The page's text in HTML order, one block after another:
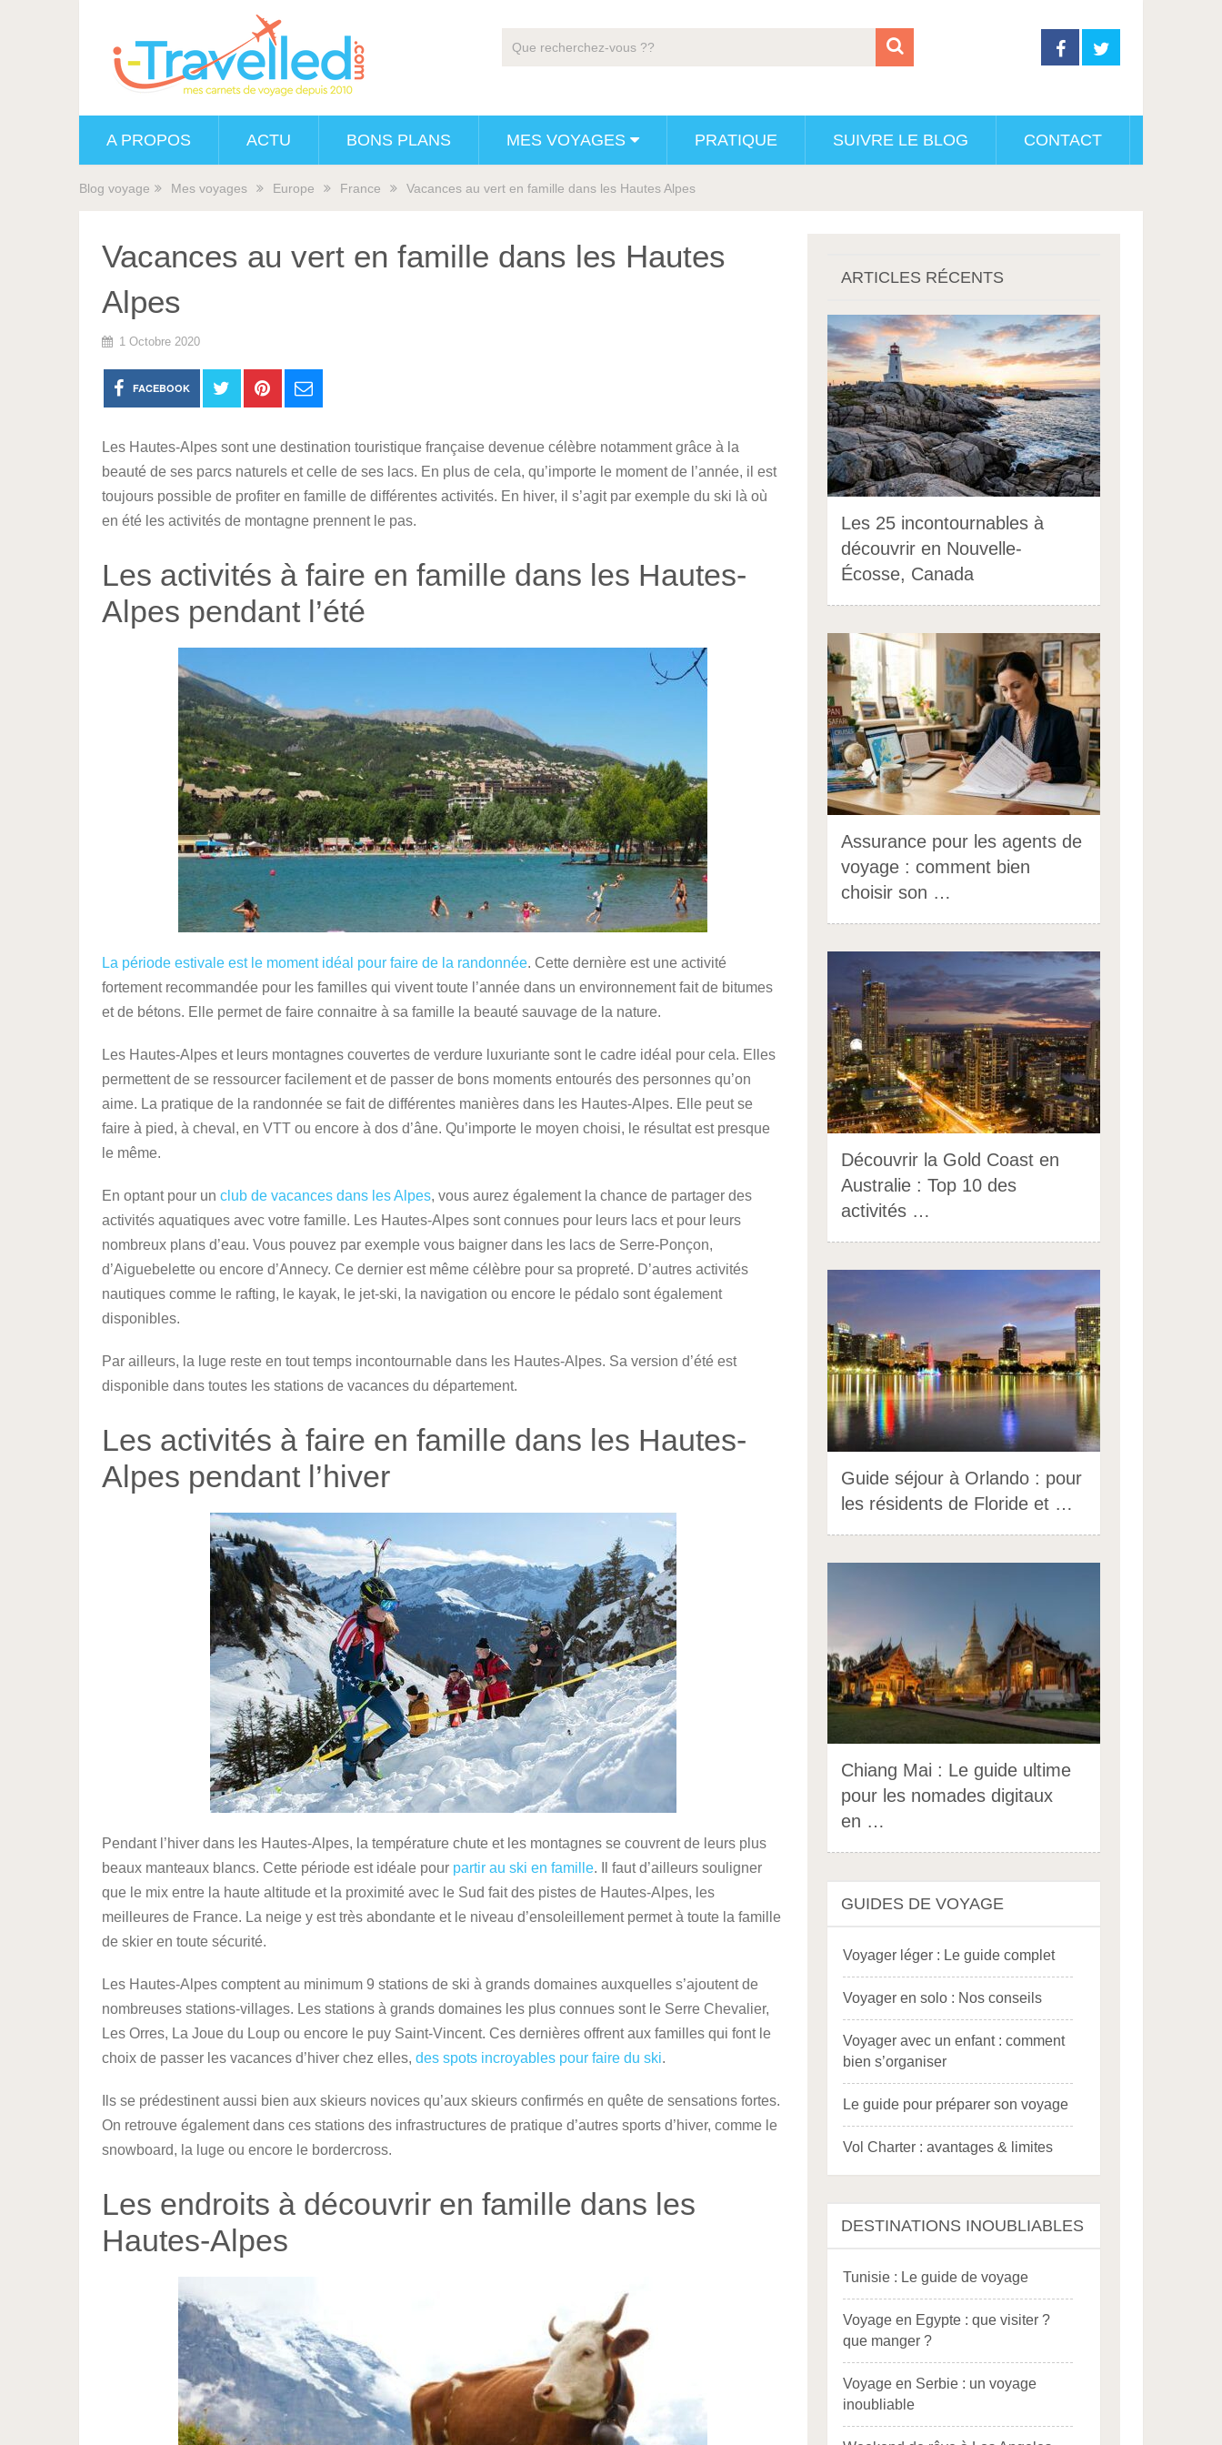
A PROPOS ACTU BONS PLANS MES VOYAGES PRATIQUE SUIVRE LE BLOG CONTACT
Blog voyage Mes voyages Europe France Vacances au vert en famille dans les Hautes Alpes
Vacances au vert en famille dans les Hautes
Alpes
1 Octobre 2020
FACEBOOK
Les Hautes-Alpes sont une destination touristique française devenue célèbre notamment grâce à la
beauté de ses parcs naturels et celle de ses lacs. En plus de cela, qu’importe le moment de l’année, il est
toujours possible de profiter en famille de différentes activités. En hiver, il s’agit par exemple du ski là où
en été les activités de montagne prennent le pas.
Les activités à faire en famille dans les Hautes-
Alpes pendant l’été
La période estivale est le moment idéal pour faire de la randonnée. Cette dernière est une activité
fortement recommandée pour les familles qui vivent toute l’année dans un environnement fait de bitumes
et de bétons. Elle permet de faire connaitre à sa famille la beauté sauvage de la nature.
Les Hautes-Alpes et leurs montagnes couvertes de verdure luxuriante sont le cadre idéal pour cela. Elles
permettent de se ressourcer facilement et de passer de bons moments entourés des personnes qu’on
aime. La pratique de la randonnée se fait de différentes manières dans les Hautes-Alpes. Elle peut se
faire à pied, à cheval, en VTT ou encore à dos d’âne. Qu’importe le moyen choisi, le résultat est presque
le même.
En optant pour un club de vacances dans les Alpes, vous aurez également la chance de partager des
activités aquatiques avec votre famille. Les Hautes-Alpes sont connues pour leurs lacs et pour leurs
nombreux plans d’eau. Vous pouvez par exemple vous baigner dans les lacs de Serre-Ponçon,
d’Aiguebelette ou encore d’Annecy. Ce dernier est même célèbre pour sa propreté. D’autres activités
nautiques comme le rafting, le kayak, le jet-ski, la navigation ou encore le pédalo sont également
disponibles.
Par ailleurs, la luge reste en tout temps incontournable dans les Hautes-Alpes. Sa version d’été est
disponible dans toutes les stations de vacances du département.
Les activités à faire en famille dans les Hautes-
Alpes pendant l’hiver
Pendant l’hiver dans les Hautes-Alpes, la température chute et les montagnes se couvrent de leurs plus
beaux manteaux blancs. Cette période est idéale pour partir au ski en famille. Il faut d’ailleurs souligner
que le mix entre la haute altitude et la proximité avec le Sud fait des pistes de Hautes-Alpes, les
meilleures de France. La neige y est très abondante et le niveau d’ensoleillement permet à toute la famille
de skier en toute sécurité.
Les Hautes-Alpes comptent au minimum 9 stations de ski à grands domaines auxquelles s’ajoutent de
nombreuses stations-villages. Les stations à grands domaines les plus connues sont le Serre Chevalier,
Les Orres, La Joue du Loup ou encore le puy Saint-Vincent. Ces dernières offrent aux familles qui font le
choix de passer les vacances d’hiver chez elles, des spots incroyables pour faire du ski.
Ils se prédestinent aussi bien aux skieurs novices qu’aux skieurs confirmés en quête de sensations fortes.
On retrouve également dans ces stations des infrastructures de pratique d’autres sports d’hiver, comme le
snowboard, la luge ou encore le bordercross.
Les endroits à découvrir en famille dans les
Hautes-Alpes
ARTICLES RÉCENTS
Les 25 incontournables à
découvrir en Nouvelle-
Écosse, Canada
Assurance pour les agents de
voyage : comment bien
choisir son …
Découvrir la Gold Coast en
Australie : Top 10 des
activités …
Guide séjour à Orlando : pour
les résidents de Floride et …
Chiang Mai : Le guide ultime
pour les nomades digitaux
en …
GUIDES DE VOYAGE
Voyager léger : Le guide complet
Voyager en solo : Nos conseils
Voyager avec un enfant : comment
bien s’organiser
Le guide pour préparer son voyage
Vol Charter : avantages & limites
DESTINATIONS INOUBLIABLES
Tunisie : Le guide de voyage
Voyage en Egypte : que visiter ?
que manger ?
Voyage en Serbie : un voyage
inoubliable